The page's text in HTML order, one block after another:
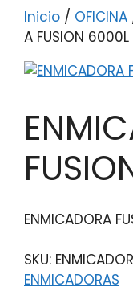
Inicio / OFICINA
A FUSION 6000L
ENMICADORA
SKU:
ENMICADORAS